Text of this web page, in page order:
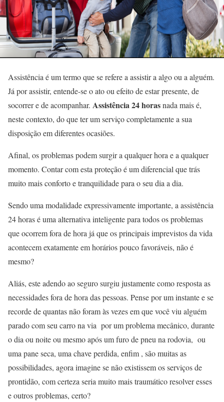
Assistência é um termo que se refere a assistir a algo ou a alguém.
Já por assistir, entende-se o ato ou efeito de estar presente, de
socorrer e de acompanhar. Assistência 24 horasnada mais é,
neste contexto, do que ter um serviço completamente a sua
disposição em diferentes ocasiões.
Afinal, os problemas podem surgir a qualquer hora e a qualquer
momento. Contar com esta proteção é um diferencial que trás
muito mais conforto e tranquilidade para o seu dia a dia.
Sendo uma modalidade expressivamente importante, a assistência
24 horas é uma alternativa inteligente para todos os problemas
que ocorrem fora de hora já que os principais imprevistos da vida
acontecem exatamente em horários pouco favoráveis, não é
mesmo?
Aliás, este adendo ao seguro surgiu justamente como resposta as
necessidades fora de hora das pessoas. Pense por um instante e se
recorde de quantas não foram às vezes em que você viu alguém
parado com seu carro na via por um problema mecânico, durante
o dia ou noite ou mesmo após um furo de pneu na rodovia, ou
uma pane seca, uma chave perdida, enfim , são muitas as
possibilidades, agora imagine se não existissem os serviços de
prontidão, com certeza seria muito mais traumático resolver esses
e outros problemas, certo?